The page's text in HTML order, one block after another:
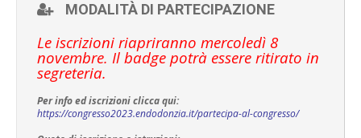
MODALITÀ DI PARTECIPAZIONE
Le iscrizioni riapriranno mercoledì 8
novembre. Il badge potrà essere ritirato in
segreteria.
Per info ed iscrizioni clicca qui:
https://congresso2023.endodonzia.it/partecipa-al-congresso/